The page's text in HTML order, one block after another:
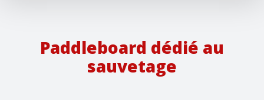
Paddleboard dédié au
sauvetage